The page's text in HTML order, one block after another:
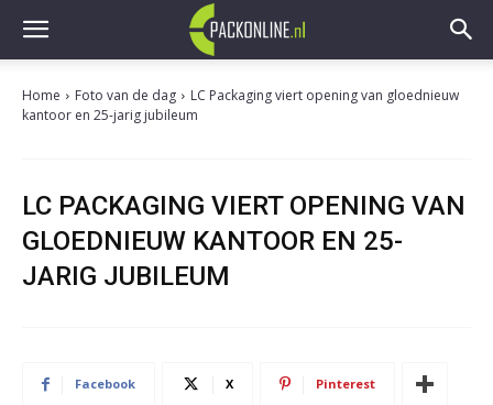
Home Foto van de dag
LC Packaging viert opening van gloednieuw
kantoor en 25-jarig jubileum
LC PACKAGING VIERT OPENING VAN
GLOEDNIEUW KANTOOR EN 25-
JARIG JUBILEUM
Facebook X Pinterest